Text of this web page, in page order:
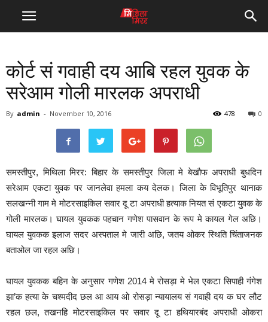
कोर्ट सं गवाही दय आबि रहल युवक के
सरेआम गोली मारलक अपराधी
By admin - November 10, 2016 0
478
समस्तीपुर, मिथिला मिरर: बिहार के समस्तीपुर जिला मे बेखौफ अपराधी बुधदिन
सरेआम एकटा युवक पर जानलेवा हमला कय देलक। जिला के विभूतिपुर थानाक
सलखन्नी गाम मे मोटरसाइकिल सवार दू टा अपराधी हत्याक नियत सं एकटा युवक के
गोली मारलक। घायल युवकक पहचान गणेश पासवान के रूप मे कायल गेल अछि।
घायल युवकक इलाज सदर अस्पताल मे जारी अछि, जतय ओकर स्थिति चिंताजनक
बताओल जा रहल अछि।
घायल युवकक बहिन के अनुसार गणेश 2014 मे रोसड़ा मे भेल एकटा सिपाही गंगेश
झा’क हत्या के चश्मदीद छल आ आय ओ रोसड़ा न्यायालय सं गवाही दय क घर लौट
रहल छल, तखनहि मोटरसाइकिल पर सवार दू टा हथियारबंद अपराधी ओकरा